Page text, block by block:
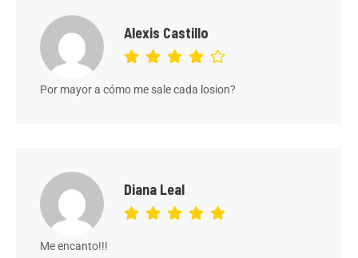
Alexis Castillo
Por mayor a cómo me sale cada losion?
Diana Leal
Me encanto!!!